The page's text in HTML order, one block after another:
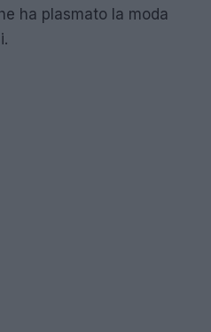
ha plasmato la moda